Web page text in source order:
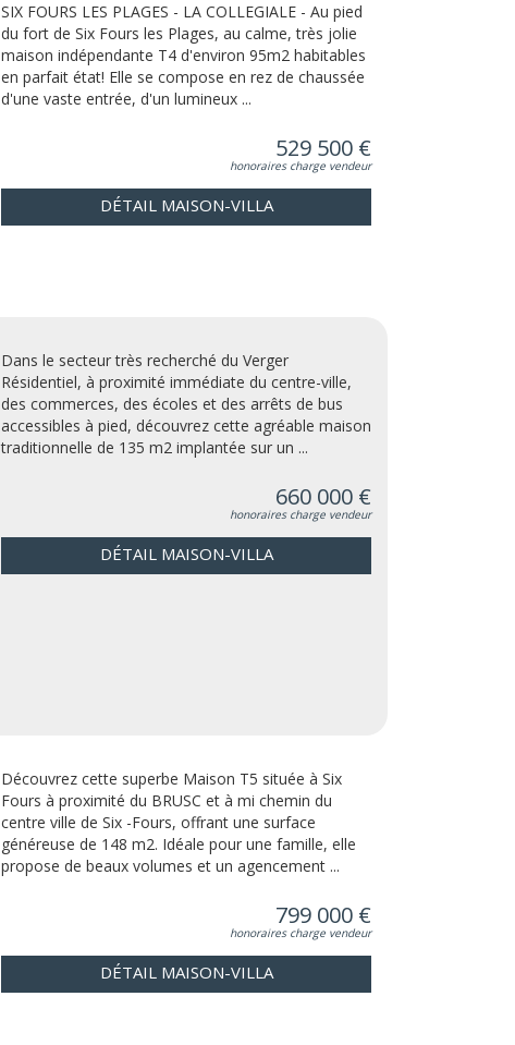
SIX FOURS LES PLAGES - LA COLLEGIALE - Au pied
du fort de Six Fours les Plages, au calme, très jolie
maison indépendante T4 d'environ 95m2 habitables
en parfait état! Elle se compose en rez de chaussée
d'une vaste entrée, d'un lumineux ...
529 500 €
honoraires charge vendeur
DÉTAIL MAISON-VILLA
Dans le secteur très recherché du Verger
Résidentiel, à proximité immédiate du centre-ville,
des commerces, des écoles et des arrêts de bus
accessibles à pied, découvrez cette agréable maison
traditionnelle de 135 m2 implantée sur un ...
660 000 €
honoraires charge vendeur
DÉTAIL MAISON-VILLA
Découvrez cette superbe Maison T5 située à Six
Fours à proximité du BRUSC et à mi chemin du
centre ville de Six -Fours, offrant une surface
généreuse de 148 m2. Idéale pour une famille, elle
propose de beaux volumes et un agencement ...
799 000 €
honoraires charge vendeur
DÉTAIL MAISON-VILLA